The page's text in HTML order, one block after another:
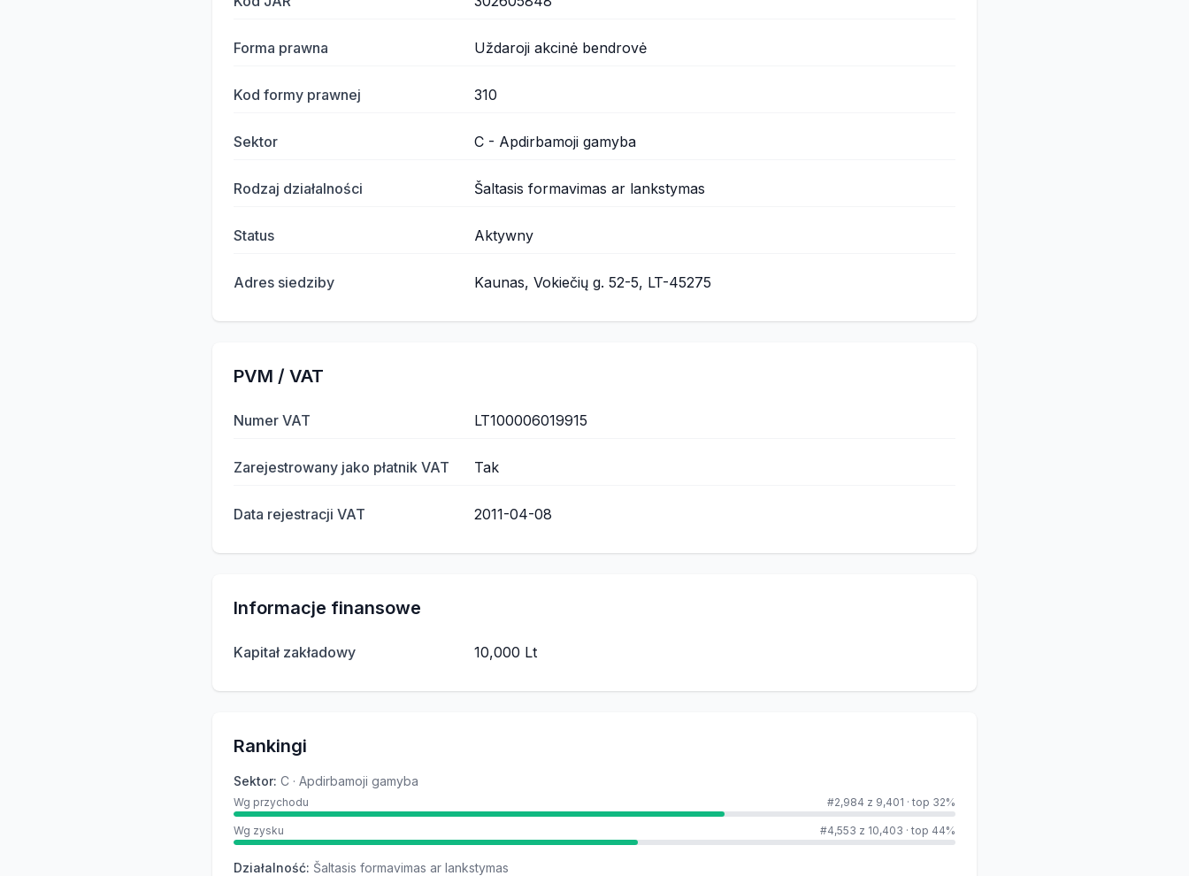
Forma prawna Uždaroji akcinė bendrovė
Kod formy prawnej 310
Sektor C - Apdirbamoji gamyba
Rodzaj działalności Šaltasis formavimas ar lankstymas
Status Aktywny
Adres siedziby Kaunas, Vokiečių g. 52-5, LT-45275
PVM / VAT
Numer VAT LT100006019915
Zarejestrowany jako płatnik VAT Tak
Data rejestracji VAT 2011-04-08
Informacje finansowe
Kapitał zakładowy 10,000 Lt
Rankingi
Sektor: C · Apdirbamoji gamyba
Wg przychodu #2,984 z 9,401 · top 32%
Wg zysku #4,553 z 10,403 · top 44%
Działalność: Šaltasis formavimas ar lankstymas